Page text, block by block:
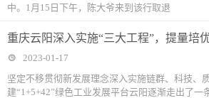
中。1月15日下午，陈大爷来到该行取退
重庆云阳深入实施“三大工程”，提量培
2023-01-17
坚定不移贯彻新发展理念深入实施链群、科技、
建“1+5+42”绿色工业发展平台云阳逐渐走出了一